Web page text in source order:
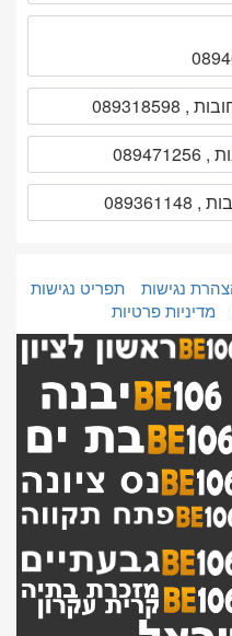
נגישות
תפריט נגישות
מדיניות פרטיות